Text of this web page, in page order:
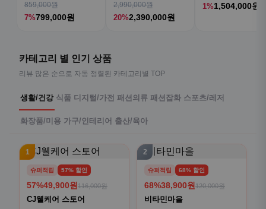
859,000원
7%799,000원
TV
2,990,000원
20%2,390,000원
1%1,504,000원
카테고리 별 인기 상품
리뷰 많은 순으로 자동 정렬된 카테고리별 TOP
생활/건강 식품 디지털/가전 패션의류 패션잡화 스포츠/레저
화장품/미용 가구/인테리어 출산/육아
1
슈퍼적립 57% 할인
57%49,900원 116,000원
CJ웰케어 스토어
2
슈퍼적립 68% 할인
68%38,900원 120,000원
비타민마을